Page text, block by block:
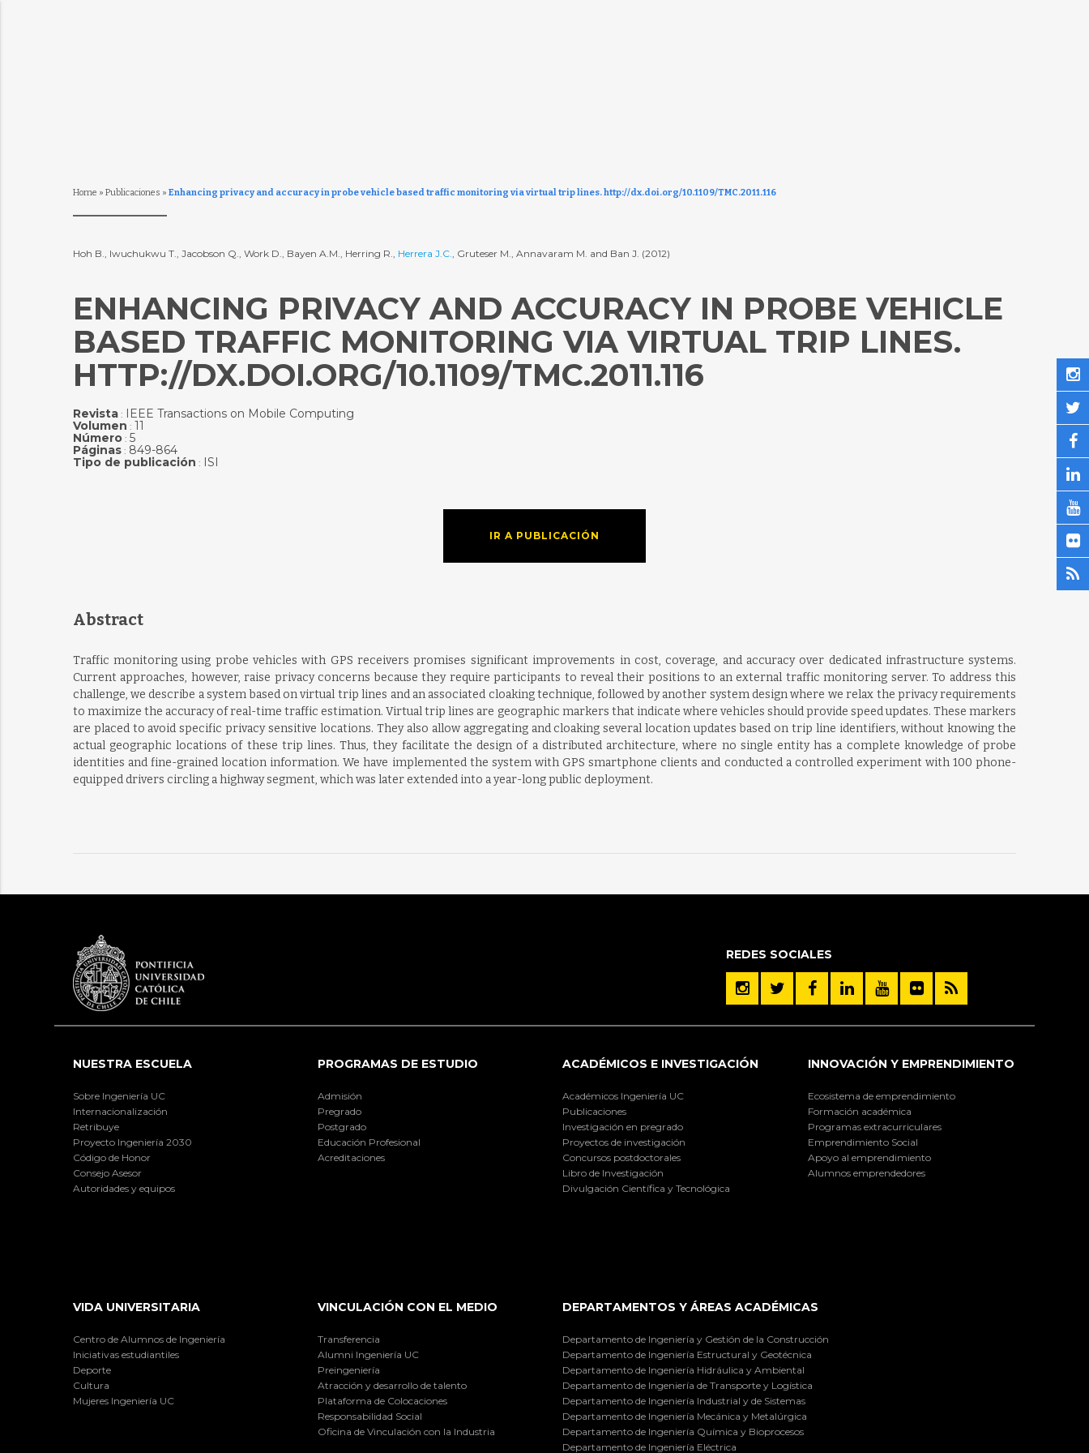
Home » Publicaciones » Enhancing privacy and accuracy in probe vehicle based traffic monitoring via virtual trip lines. http://dx.doi.org/10.1109/TMC.2011.116
Hoh B., Iwuchukwu T., Jacobson Q., Work D., Bayen A.M., Herring R., Herrera J.C., Gruteser M., Annavaram M. and Ban J. (2012)
ENHANCING PRIVACY AND ACCURACY IN PROBE VEHICLE
BASED TRAFFIC MONITORING VIA VIRTUAL TRIP LINES.
HTTP://DX.DOI.ORG/10.1109/TMC.2011.116
Revista: IEEE Transactions on Mobile Computing
Volumen : 11
Número: 5
Páginas: 849-864
Tipo de publicación : ISI
IR A PUBLICACIÓN
Abstract
Traffic monitoring using probe vehicles with GPS receivers promises significant improvements in cost, coverage, and accuracy over dedicated infrastructure systems.
Current approaches, however, raise privacy concerns because they require participants to reveal their positions to an external traffic monitoring server. To address this
challenge, we describe a system based on virtual trip lines and an associated cloaking technique, followed by another system design where we relax the privacy requirements
to maximize the accuracy of real-time traffic estimation. Virtual trip lines are geographic markers that indicate where vehicles should provide speed updates. These markers
are placed to avoid specific privacy sensitive locations. They also allow aggregating and cloaking several location updates based on trip line identifiers, without knowing the
actual geographic locations of these trip lines. Thus, they facilitate the design of a distributed architecture, where no single entity has a complete knowledge of probe
identities and fine-grained location information. We have implemented the system with GPS smartphone clients and conducted a controlled experiment with 100 phone-
equipped drivers circling a highway segment, which was later extended into a year-long public deployment.
REDES SOCIALES
NUESTRA ESCUELA
Sobre Ingeniería UC
Internacionalización
Retribuye
Proyecto Ingeniería 2030
Código de Honor
Consejo Asesor
Autoridades y equipos
PROGRAMAS DE ESTUDIO
Admisión
Pregrado
Postgrado
Educación Profesional
Acreditaciones
ACADÉMICOS E INVESTIGACIÓN
Académicos Ingeniería UC
Publicaciones
Investigación en pregrado
Proyectos de investigación
Concursos postdoctorales
Libro de Investigación
Divulgación Científica y Tecnológica
INNOVACIÓN Y EMPRENDIMIENTO
Ecosistema de emprendimiento
Formación académica
Programas extracurriculares
Emprendimiento Social
Apoyo al emprendimiento
Alumnos emprendedores
VIDA UNIVERSITARIA
Centro de Alumnos de Ingeniería
Iniciativas estudiantiles
Deporte
Cultura
Mujeres Ingeniería UC
VINCULACIÓN CON EL MEDIO
Transferencia
Alumni Ingeniería UC
Preingeniería
Atracción y desarrollo de talento
Plataforma de Colocaciones
Responsabilidad Social
Oficina de Vinculación con la Industria
DEPARTAMENTOS Y ÁREAS ACADÉMICAS
Departamento de Ingeniería y Gestión de la Construcción
Departamento de Ingeniería Estructural y Geotécnica
Departamento de Ingeniería Hidráulica y Ambiental
Departamento de Ingeniería de Transporte y Logística
Departamento de Ingeniería Industrial y de Sistemas
Departamento de Ingeniería Mecánica y Metalúrgica
Departamento de Ingeniería Química y Bioprocesos
Departamento de Ingeniería Eléctrica